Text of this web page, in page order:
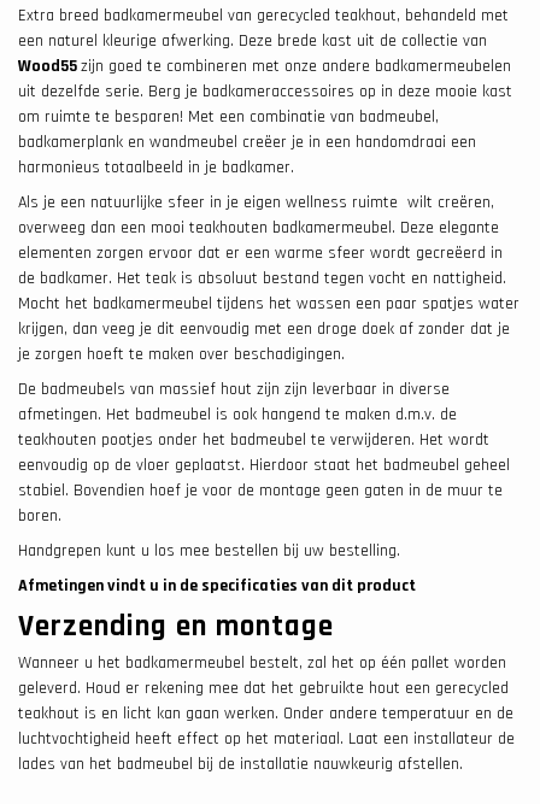
Extra breed badkamermeubel van gerecycled teakhout, behandeld met
een naturel kleurige afwerking. Deze brede kast uit de collectie van
Wood55zijn goed te combineren met onze andere badkamermeubelen
uit dezelfde serie. Berg je badkameraccessoires op in deze mooie kast
om ruimte te besparen! Met een combinatie van badmeubel,
badkamerplank en wandmeubel creëer je in een handomdraai een
harmonieus totaalbeeld in je badkamer.
Als je een natuurlijke sfeer in je eigen wellness ruimte wilt creëren,
overweeg dan een mooi teakhouten badkamermeubel. Deze elegante
elementen zorgen ervoor dat er een warme sfeer wordt gecreëerd in
de badkamer. Het teak is absoluut bestand tegen vocht en nattigheid.
Mocht het badkamermeubel tijdens het wassen een paar spatjes water
krijgen, dan veeg je dit eenvoudig met een droge doek af zonder dat je
je zorgen hoeft te maken over beschadigingen.
De badmeubels van massief hout zijn zijn leverbaar in diverse
afmetingen. Het badmeubel is ook hangend te maken d.m.v. de
teakhouten pootjes onder het badmeubel te verwijderen. Het wordt
eenvoudig op de vloer geplaatst. Hierdoor staat het badmeubel geheel
stabiel. Bovendien hoef je voor de montage geen gaten in de muur te
boren.
Handgrepen kunt u los mee bestellen bij uw bestelling.
Afmetingen vindt u in de specificaties van dit product
Verzending en montage
Wanneer u het badkamermeubel bestelt, zal het op één pallet worden
geleverd. Houd er rekening mee dat het gebruikte hout een gerecycled
teakhout is en licht kan gaan werken. Onder andere temperatuur en de
luchtvochtigheid heeft effect op het materiaal. Laat een installateur de
lades van het badmeubel bij de installatie nauwkeurig afstellen.